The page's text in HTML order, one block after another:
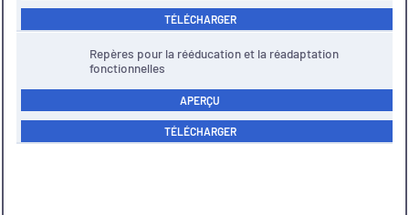
TÉLÉCHARGER
Repères pour la rééducation et la réadaptation
fonctionnelles
APERÇU
TÉLÉCHARGER